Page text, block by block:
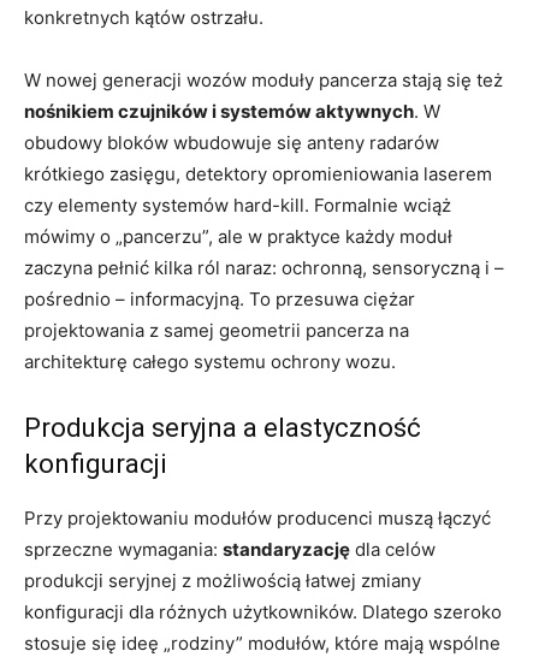
konkretnych kątów ostrzału.
W nowej generacji wozów moduły pancerza stają się też
nośnikiem czujników i systemów aktywnych. W
obudowy bloków wbudowuje się anteny radarów
krótkiego zasięgu, detektory opromieniowania laserem
czy elementy systemów hard-kill. Formalnie wciąż
mówimy o „pancerzu”, ale w praktyce każdy moduł
zaczyna pełnić kilka ról naraz: ochronną, sensoryczną i –
pośrednio – informacyjną. To przesuwa ciężar
projektowania z samej geometrii pancerza na
architekturę całego systemu ochrony wozu.
Produkcja seryjna a elastyczność
konfiguracji
Przy projektowaniu modułów producenci muszą łączyć
sprzeczne wymagania: standaryzację dla celów
produkcji seryjnej z możliwością łatwej zmiany
konfiguracji dla różnych użytkowników. Dlatego szeroko
stosuje się ideę „rodziny” modułów, które mają wspólne